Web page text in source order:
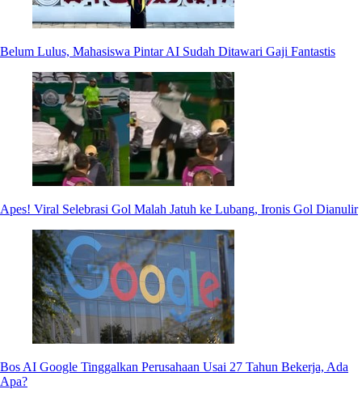
Belum Lulus, Mahasiswa Pintar AI Sudah Ditawari Gaji Fantastis
Apes! Viral Selebrasi Gol Malah Jatuh ke Lubang, Ironis Gol Dianulir
Bos AI Google Tinggalkan Perusahaan Usai 27 Tahun Bekerja, Ada
Apa?